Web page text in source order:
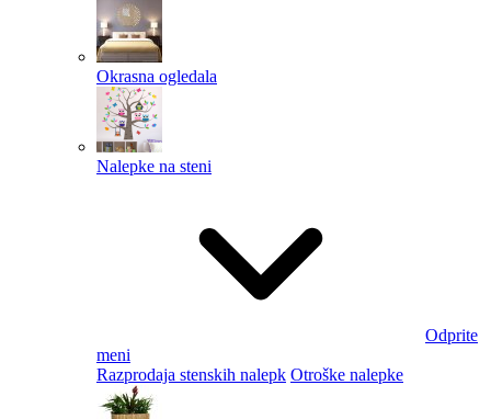
Okrasna ogledala
Nalepke na steni
Odprite
meni
Razprodaja stenskih nalepk Otroške nalepke